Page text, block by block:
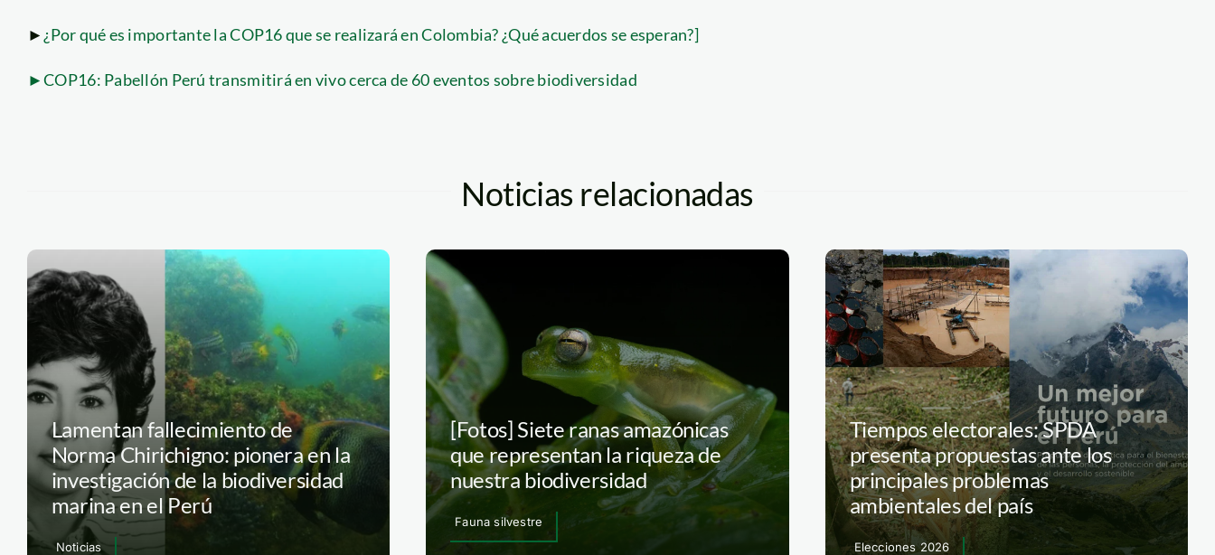
► ¿Por qué es importante la COP16 que se realizará en Colombia? ¿Qué acuerdos se esperan?]
►COP16: Pabellón Perú transmitirá en vivo cerca de 60 eventos sobre biodiversidad
Noticias relacionadas
Lamentan fallecimiento de
Norma Chirichigno: pionera en la
investigación de la biodiversidad
marina en el Perú
Noticias
[Fotos] Siete ranas amazónicas
que representan la riqueza de
nuestra biodiversidad
Fauna silvestre
Tiempos electorales: SPDA
presenta propuestas ante los
principales problemas
ambientales del país
Elecciones 2026